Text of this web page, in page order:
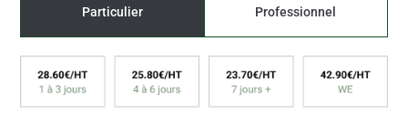
Particulier Professionnel
Prix dégressif selon la durée